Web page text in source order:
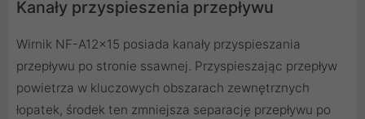
Kanały przyspieszenia przepływu
Wirnik NF-A12x15 posiada kanały przyspieszania
przepływu po stronie ssawnej. Przyspieszając przepływ
powietrza w kluczowych obszarach zewnętrznych
łopatek, środek ten zmniejsza separację przepływu po